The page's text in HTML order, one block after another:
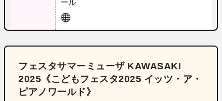
ール
フェスタサマーミューザ KAWASAKI
2025《こどもフェスタ2025 イッツ・ア・
ピアノワールド》